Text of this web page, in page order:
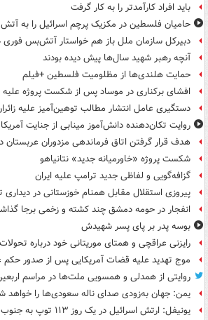
باید افراد کارآمدتر را به کار گرفت
حامیان فلسطین در مکزیک پرچم اسرائیل را به
دبیرکل سازمان ملل باز هم خواستار آتش‌بس فوری
آنچه رهبر شهید سال‌ها پیش دیده بودند
حمایت هلندی‌ها از مظلومیت فلسطین +فیلم
افشای برکناری در موساد پس از شکست پروژه علیه
دستگیری عامل انتشار مطالب توهین‌آمیز علیه
روایت تکان‌دهنده دانش‌آموز مینابی از جنایت آمریکا
هدف قرار گرفتن اتاق‌ فرماندهی مزدوران عربستان
شکست پروژه «خاورمیانه جدید» نتانیاهو
گزافه‌گویی و لفاظی جدید ترامپ علیه ایران
پیروزی استقلال مقابل همنام خوزستانی در دیداری
انفجار در حومه دمشق چند کشته و زخمی برجا
بوسه‌ پدر بر پای پسر شهیدش
رایزنی عراقچی و همتای موریتانی خود درباره
موج تهدید علیه قضات آمریکایی پس از صدور حکم
روایتی از همدلی و همسویی ملت‌ها در مراسم
یمن: جهان به‌زودی صدای ناله سعودی‌ها را خواهد
یونیفل: ارتش اسرائیل در یک روز ۱۱۳ توپ به جنوب لبنان شلیک کرده است